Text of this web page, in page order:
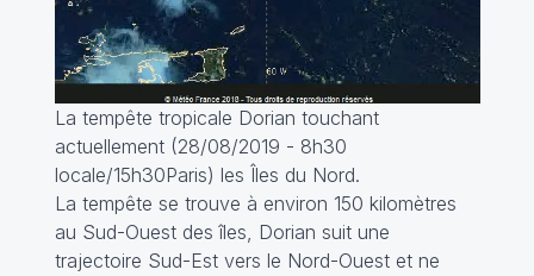
La tempête tropicale Dorian touchant
actuellement (28/08/2019 - 8h30
locale/15h30Paris) les Îles du Nord.
La tempête se trouve à environ 150 kilomètres
au Sud-Ouest des îles, Dorian suit une
trajectoire Sud-Est vers le Nord-Ouest et ne